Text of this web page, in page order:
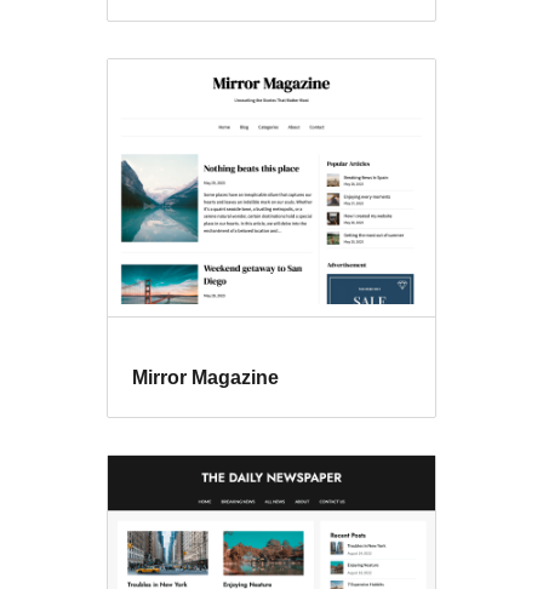
Mirror Magazine